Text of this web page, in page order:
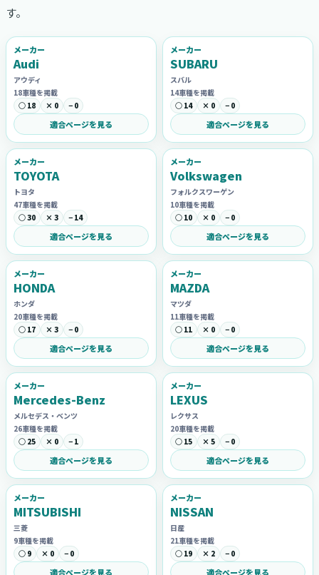
す。
メーカー
Audi
アウディ
18車種を掲載
○ 18
× 0 − 0
適合ページを見る
メーカー
SUBARU
スバル
14車種を掲載
○ 14
× 0 − 0
適合ページを見る
メーカー
TOYOTA
トヨタ
47車種を掲載
○ 30
× 3 − 14
適合ページを見る
メーカー
Volkswagen
フォルクスワーゲン
10車種を掲載
○ 10
× 0 − 0
適合ページを見る
メーカー
HONDA
ホンダ
20車種を掲載
○ 17
× 3 − 0
適合ページを見る
メーカー
MAZDA
マツダ
11車種を掲載
○ 11
× 0 − 0
適合ページを見る
メーカー
Mercedes-Benz
メルセデス・ベンツ
26車種を掲載
○ 25
× 0 − 1
適合ページを見る
メーカー
LEXUS
レクサス
20車種を掲載
○ 15
× 5 − 0
適合ページを見る
メーカー
MITSUBISHI
三菱
9車種を掲載
○ 9
× 0 − 0
適合ページを見る
メーカー
NISSAN
日産
21車種を掲載
○ 19
× 2 − 0
適合ページを見る